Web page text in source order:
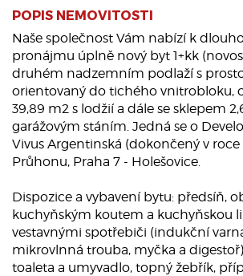
POPIS NEMOVITOSTI
Naše společnost Vám nabízí k
pronájmu úplně nový byt 1+kk
druhém nadzemním podlaží s
orientovaný do tichého vnitrobloku,
39,89 m2 s lodžií a dále se sklepem
garážovým stáním. Jedná se o
Vivus Argentinská (dokončený v roce
Průhonu, Praha 7 - Holešovice.
Dispozice a vybavení bytu: předsíň,
kuchyňským koutem a kuchyňskou
vestavnými spotřebiči (indukční
mikrovlnná trouba, myčka a
toaleta a umyvadlo, topný žebřík,